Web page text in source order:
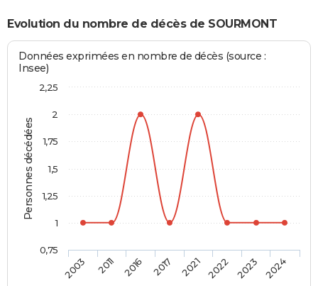
Evolution du nombre de décès de SOURMONT
Personnes décédées
Données exprimées en nombre de décès (source :
Insee)
2003 2011 2016 2017 2021 2022 2023 2024
0,75
1
1,25
1,5
1,75
2
2,25